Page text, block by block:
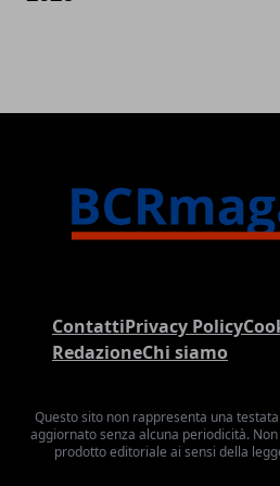
ContattiPrivacy Policy
RedazioneChi siamo
Questo sito non rappresenta una
aggiornato senza alcuna periodicità.
prodotto editoriale ai sensi della